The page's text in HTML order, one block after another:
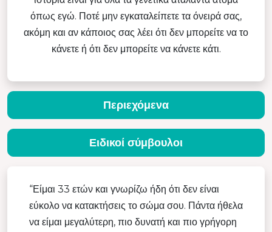
όπως εγώ. Ποτέ μην εγκαταλείπετε τα όνειρά σας,
ακόμη και αν κάποιος σας λέει ότι δεν μπορείτε να το
κάνετε ή ότι δεν μπορείτε να κάνετε κάτι.
“Είμαι 33 ετών και γνωρίζω ήδη ότι δεν είναι
εύκολο να κατακτήσεις το σώμα σου. Πάντα ήθελα
να είμαι μεγαλύτερη, πιο δυνατή και πιο γρήγορη
Περιεχόμενα
Ειδικοί σύμβουλοι